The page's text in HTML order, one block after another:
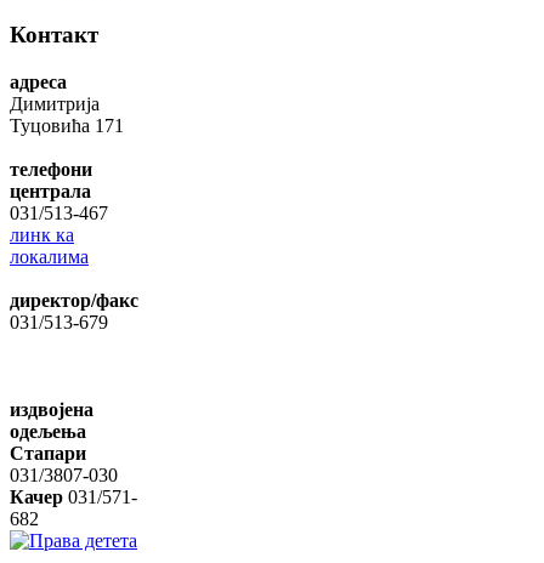
Контакт
адреса
Димитрија
Туцовића 171
телефони
централа
031/513-467
линк ка
локалима
директор/факс
031/513-679
издвојена
одељења
Стапари
031/3807-030
Качер 031/571-
682